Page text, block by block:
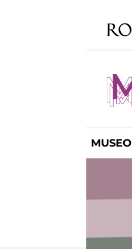
MUSEO